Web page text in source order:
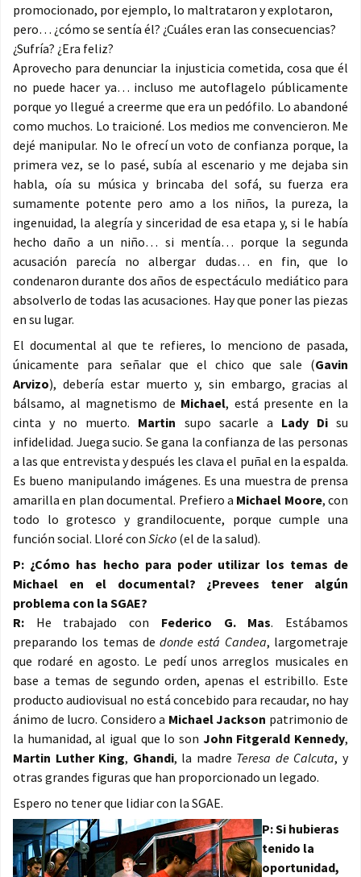
promocionado, por ejemplo, lo maltrataron y explotaron,
pero… ¿cómo se sentía él? ¿Cuáles eran las consecuencias?
¿Sufría? ¿Era feliz?
Aprovecho para denunciar la injusticia cometida, cosa que él
no puede hacer ya… incluso me autoflagelo públicamente
porque yo llegué a creerme que era un pedófilo. Lo abandoné
como muchos. Lo traicioné. Los medios me convencieron. Me
dejé manipular. No le ofrecí un voto de confianza porque, la
primera vez, se lo pasé, subía al escenario y me dejaba sin
habla, oía su música y brincaba del sofá, su fuerza era
sumamente potente pero amo a los niños, la pureza, la
ingenuidad, la alegría y sinceridad de esa etapa y, si le había
hecho daño a un niño… si mentía… porque la segunda
acusación parecía no albergar dudas… en fin, que lo
condenaron durante dos años de espectáculo mediático para
absolverlo de todas las acusaciones. Hay que poner las piezas
en su lugar.
El documental al que te refieres, lo menciono de pasada,
únicamente para señalar que el chico que sale (Gavin
Arvizo), debería estar muerto y, sin embargo, gracias al
bálsamo, al magnetismo de Michael, está presente en la
cinta y no muerto. Martin supo sacarle a Lady Disu
infidelidad. Juega sucio. Se gana la confianza de las personas
a las que entrevista y después les clava el puñal en la espalda.
Es bueno manipulando imágenes. Es una muestra de prensa
amarilla en plan documental. Prefiero a Michael Moore, con
todo lo grotesco y grandilocuente, porque cumple una
función social. Lloré con Sicko (el de la salud).
P: ¿Cómo has hecho para poder utilizar los temas de
Michael en el documental? ¿Prevees tener algún
problema con la SGAE?
R: He trabajado con Federico G. Mas. Estábamos
preparando los temas dedonde está Candea, largometraje
que rodaré en agosto. Le pedí unos arreglos musicales en
base a temas de segundo orden, apenas el estribillo. Este
producto audiovisual no está concebido para recaudar, no hay
ánimo de lucro. Considero a Michael Jackson patrimonio de
la humanidad, al igual que lo son John Fitgerald Kennedy,
Martin Luther King, Ghandi, la madre Teresa de Calcuta, y
otras grandes figuras que han proporcionado un legado.
Espero no tener que lidiar con la SGAE.
P: Si hubieras
tenido la
oportunidad,